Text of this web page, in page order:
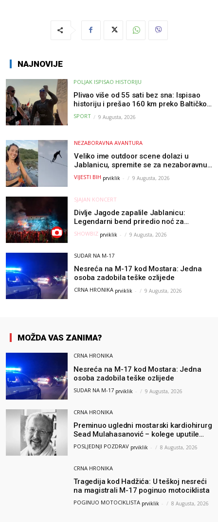
NAJNOVIJE
POLJAK ISPISAO HISTORIJU
Plivao više od 55 sati bez sna: Ispisao
historiju i prešao 160 km preko Baltičkog
mora – a podvig posvetio djeci oboljeloj
od raka
SPORT 9 Augusta, 2026
NEZABORAVNA AVANTURA
Veliko ime outdoor scene dolazi u
Jablanicu, spremite se za nezaboravnu
avanturu (VIDEO) !
VIJESTI BIH prviklik - 9 Augusta, 2026
SJAJAN KONCERT
Divlje Jagode zapalile Jablanicu:
Legendarni bend priredio noć za
pamćenje
SHOWBIZ prviklik - 9 Augusta, 2026
SUDAR NA M-17
Nesreća na M-17 kod Mostara: Jedna
osoba zadobila teške ozlijede
CRNA HRONIKA prviklik - 9 Augusta, 2026
MOŽDA VAS ZANIMA?
CRNA HRONIKA
Nesreća na M-17 kod Mostara: Jedna
osoba zadobila teške ozlijede
SUDAR NA M-17 prviklik - 9 Augusta, 2026
CRNA HRONIKA
Preminuo ugledni mostarski kardiohirurg
Sead Mulahasanović – kolege uputile
emotivnu oproštajnu poruku
POSLJEDNJI POZDRAV prviklik - 8 Augusta, 2026
CRNA HRONIKA
Tragedija kod Hadžića: U teškoj nesreći
na magistrali M-17 poginuo motociklista
POGINUO MOTOCIKLISTA prviklik - 8 Augusta, 2026